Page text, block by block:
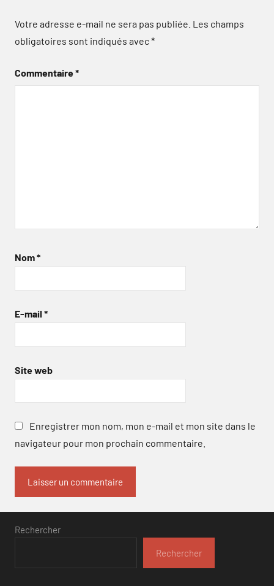
Votre adresse e-mail ne sera pas publiée. Les champs
obligatoires sont indiqués avec*
Commentaire*
Nom*
E-mail *
Site web
Enregistrer mon nom, mon e-mail et mon site dans le
navigateur pour mon prochain commentaire.
Rechercher
Rechercher